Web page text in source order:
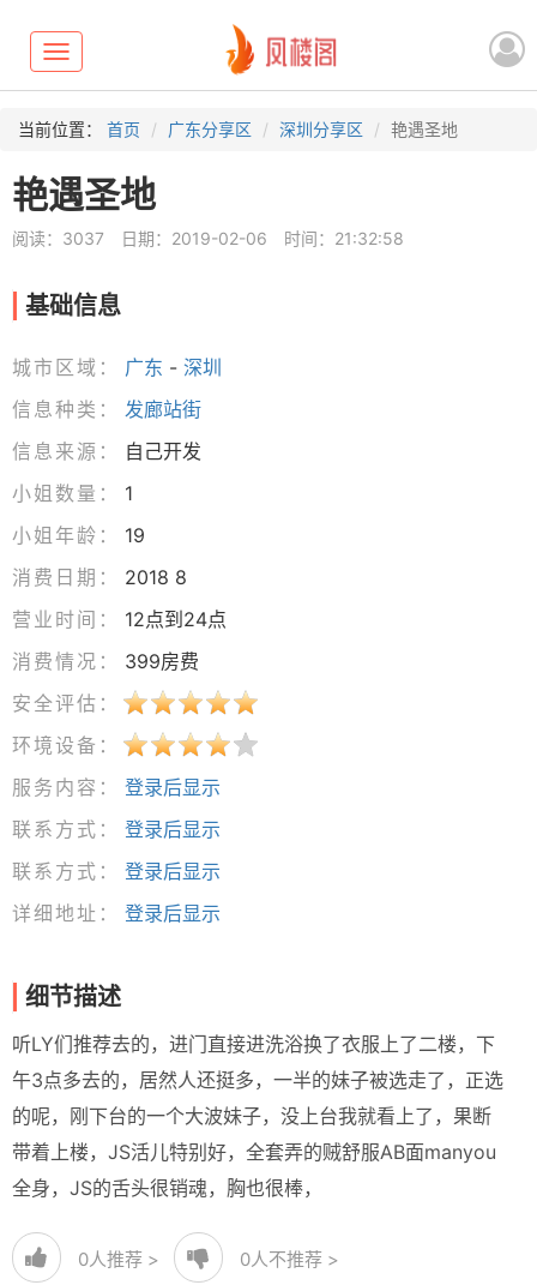
Toggle
navigation
当前位置： 首页 广东分享区 深圳分享区 艳遇圣地
艳遇圣地
阅读：3037 日期：2019-02-06 时间：21:32:58
基础信息
城市区域： 广东 - 深圳
信息种类：
发廊站街
信息来源：
自己开发
小姐数量：
1
小姐年龄：
19
消费日期：
2018 8
营业时间：
12点到24点
消费情况：
399房费
安全评估：
环境设备：
服务内容：
登录后显示
联系方式：
登录后显示
联系方式：
登录后显示
详细地址：
登录后显示
细节描述
听LY们推荐去的，进门直接进洗浴换了衣服上了二楼，下
午3点多去的，居然人还挺多，一半的妹子被选走了，正选
的呢，刚下台的一个大波妹子，没上台我就看上了，果断
带着上楼，JS活儿特别好，全套弄的贼舒服AB面manyou
全身，JS的舌头很销魂，胸也很棒，
0人推荐 > 0人不推荐 >